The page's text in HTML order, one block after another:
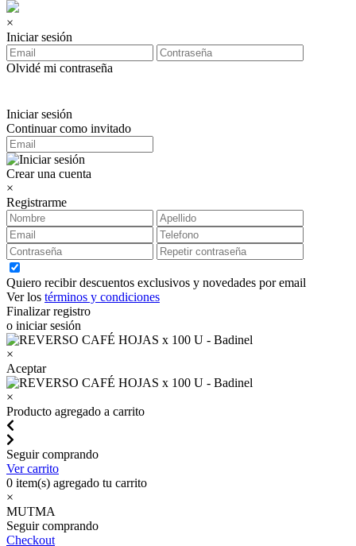
×
Iniciar sesión
Olvidé mi contraseña
Iniciar sesión
Continuar como invitado
Crear una cuenta
×
Registrarme
Quiero recibir descuentos exclusivos y novedades por email
Ver los términos y condiciones
Finalizar registro
o iniciar sesión
×
Aceptar
×
Producto agregado a carrito
Seguir comprando
Ver carrito
0 item(s) agregado tu carrito
×
MUTMA
Seguir comprando
Checkout